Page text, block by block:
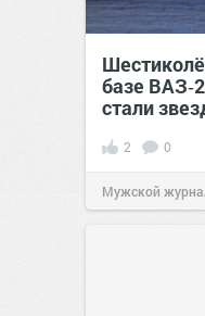
базе
стали
2 0
Мужской